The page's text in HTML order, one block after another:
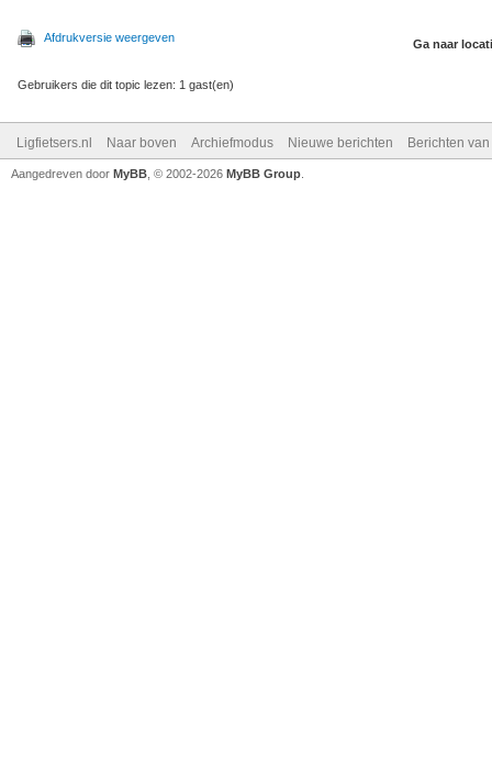
Afdrukversie weergeven Ga naar
Gebruikers die dit topic lezen: 1 gast(en)
Ligfietsers.nl Naar boven Archiefmodus Nieuwe berichten Berichten
Aangedreven door MyBB , © 2002-2026 MyBB Group